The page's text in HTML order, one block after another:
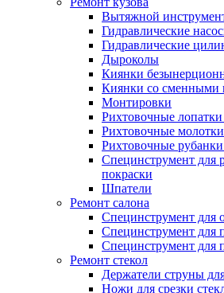
Вытяжной
Гидравлические
Гидравлические
Дыроколы
Киянки
Киянки со сменными
Монтировки
Рихтовочные
Рихтовочные молотки
Рихтовочные
Специнструмент для
покраски
Шпатели
Ремонт салона
Специнструмент для
Специнструмент для
Специнструмент для
Ремонт стекол
Держатели струны
Ножи для срезки